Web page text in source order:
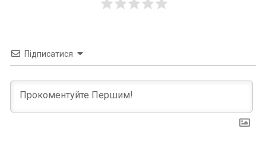
Підписатися